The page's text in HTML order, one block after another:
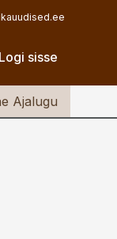
Logi sisse
Ajalugu